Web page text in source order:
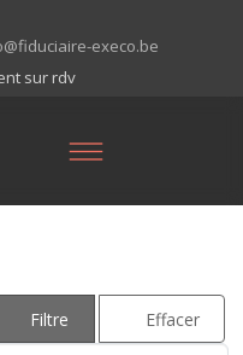
execo.be
sur rdv
Filtre Effacer